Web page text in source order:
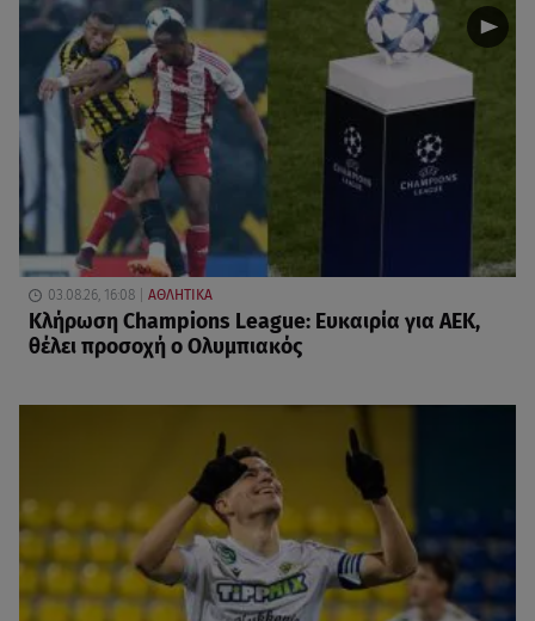
03.08.26, 16:08 ΑΘΛΗΤΙΚΑ
Κλήρωση Champions League: Ευκαιρία για ΑΕΚ,
θέλει προσοχή ο Ολυμπιακός